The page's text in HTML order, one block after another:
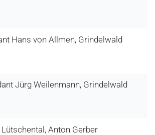
Hans von Allmen, Grindelwald
Jürg Weilenmann, Grindelwald
Anton Gerber